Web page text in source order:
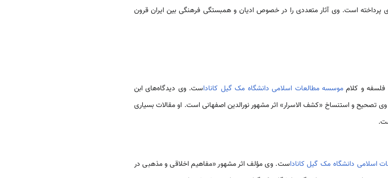
پرداخته است. وی آثار متعددی را در خصوص ادیان‏ و همبستگی فرهنگی بین ایران قرون
موسسه مطالعات اسلامی دانشگاه مک گیل کاناداست. وی دیدگاه‌های ابن
تصحیح و استنساخ‏ «کشف‏ الاسرار» اثر مشهور نورالدین اصفهانی است. او مقالات‏ بسیاری
اسلامی دانشگاه مک گیل کاناداست. وی مؤلف اثر مشهور «مفاهیم اخلاقی و مذهبی در